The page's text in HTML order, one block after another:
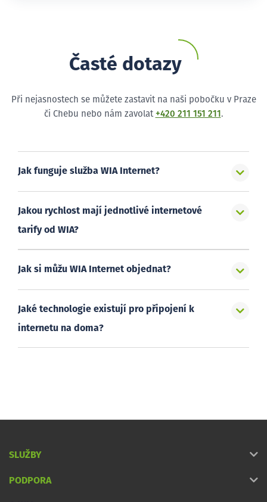
Časté dotazy
Při nejasnostech se můžete zastavit na naši pobočku v Praze
či Chebu nebo nám zavolat +420 211 151 211 .
Jak funguje služba WIA Internet?
Jakou rychlost mají jednotlivé internetové
tarify od WIA?
Jak si můžu WIA Internet objednat?
Jaké technologie existují pro připojení k
internetu na doma?
SLUŽBY
PODPORA